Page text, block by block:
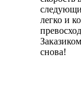
легко и
снова!